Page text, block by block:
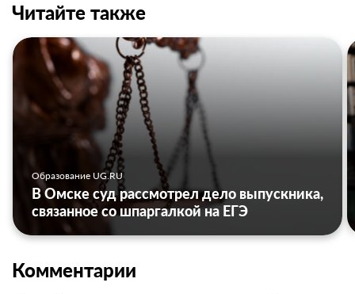
Читайте также
Образование UG.RU
В Омске суд рассмотрел дело выпускника,
связанное со шпаргалкой на ЕГЭ
Комментарии